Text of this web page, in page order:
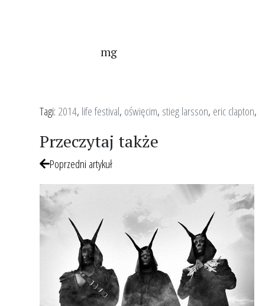
mg
Tagi: 2014, life festival, oświęcim, stieg larsson, eric clapton,
Przeczytaj także
Poprzedni artykuł